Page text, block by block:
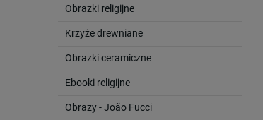
Obrazki religijne
Krzyże drewniane
Obrazki ceramiczne
Ebooki religijne
Obrazy - João Fucci